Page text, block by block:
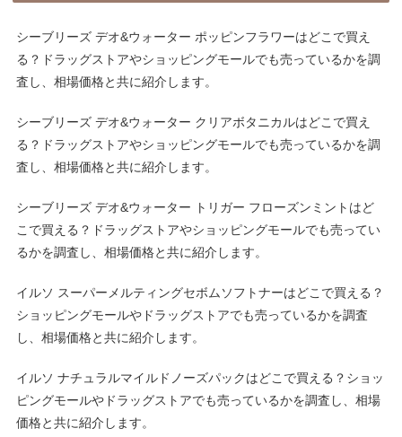
シーブリーズ デオ&ウォーター ポッピンフラワーはどこで買え
る？ドラッグストアやショッピングモールでも売っているかを調
査し、相場価格と共に紹介します。
シーブリーズ デオ&ウォーター クリアボタニカルはどこで買え
る？ドラッグストアやショッピングモールでも売っているかを調
査し、相場価格と共に紹介します。
シーブリーズ デオ&ウォーター トリガー フローズンミントはど
こで買える？ドラッグストアやショッピングモールでも売ってい
るかを調査し、相場価格と共に紹介します。
イルソ スーパーメルティングセボムソフトナーはどこで買える？
ショッピングモールやドラッグストアでも売っているかを調査
し、相場価格と共に紹介します。
イルソ ナチュラルマイルドノーズパックはどこで買える？ショッ
ピングモールやドラッグストアでも売っているかを調査し、相場
価格と共に紹介します。